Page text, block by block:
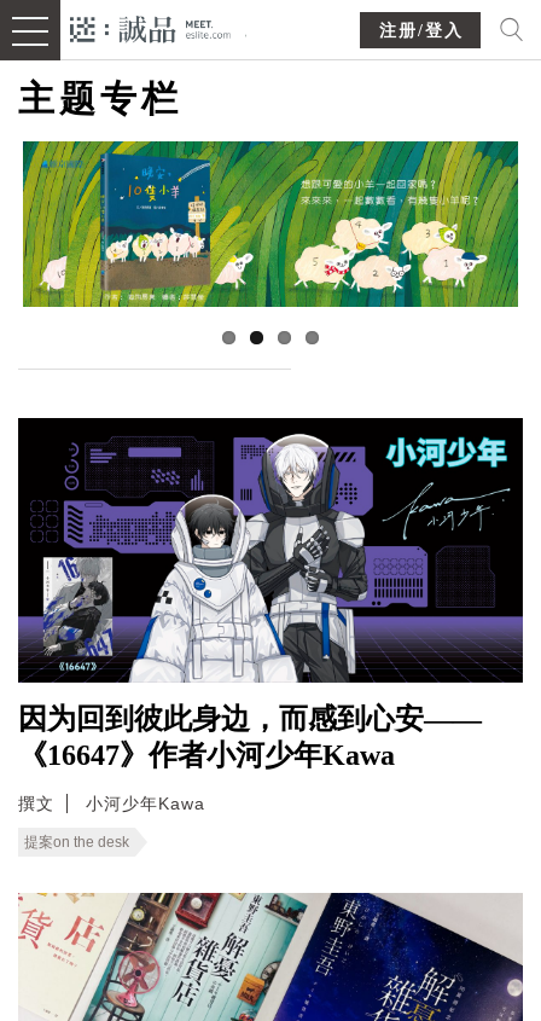
注册/登入
主题专栏
因为回到彼此身边，而感到心安——
《16647》作者小河少年Kawa
撰文 小河少年Kawa
提案on the desk